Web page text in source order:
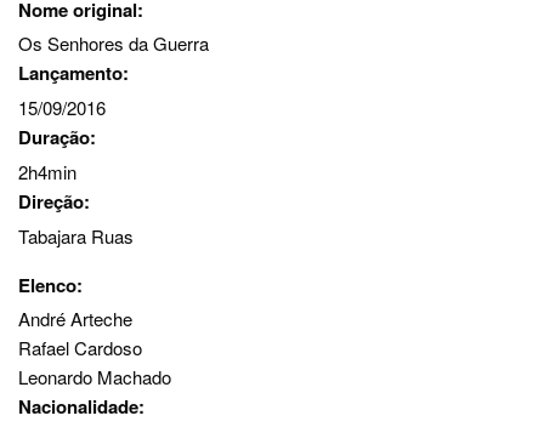
Nome original:
Os Senhores da Guerra
Lançamento:
15/09/2016
Duração:
2h4min
Direção:
Tabajara Ruas
Elenco:
André Arteche
Rafael Cardoso
Leonardo Machado
Nacionalidade: